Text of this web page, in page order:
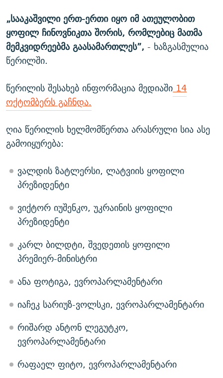
„სააკაშვილი ერთ-ერთი იყო იმ ათეულობით
ყოფილ ჩინოვნიკთა შორის, რომლებიც მათმა
მემკვიდრეებმა გაასამართლეს”, - ხაზგასმულია
წერილში.
წერილის შესახებ ინფორმაცია მედიაში14
ოქტომბერს გაჩნდა.
ღია წერილის ხელმომწერთა არასრული სია ასე
გამოიყურება:
ვალდის ზატლერსი, ლატვიის ყოფილი
პრეზიდენტი
ვიქტორ იუშენკო, უკრაინის ყოფილი
პრეზიდენტი
კარლ ბილდტი, შვედეთის ყოფილი
პრემიერ-მინისტრი
ანა ფოტიგა, ევროპარლამენტარი
იაჩეკ სარიუზ-ვოლსკი, ევროპარლამენტარი
რიშარდ ანტონ ლეგუტკო,
ევროპარლამენტარი
რაფაელ ფიტო, ევროპარლამენტარი